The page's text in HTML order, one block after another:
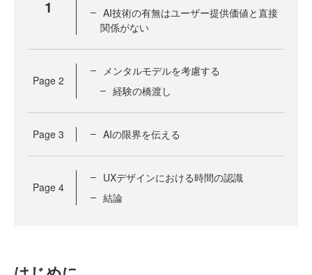
1
AI技術の有無はユーザー提供価値と直接
関係がない
Page 2
メンタルモデルを考慮する
経験の橋渡し
Page 3 AIの限界を伝える
Page 4
UXデザインにおける時間の認識
結論